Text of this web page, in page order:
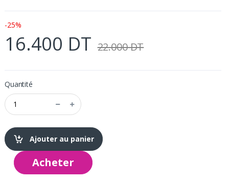
-25%
16.400 DT 22.000 DT
Quantité
Ajouter au panier
Acheter